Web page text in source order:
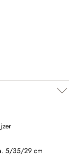
5/35/29 cm